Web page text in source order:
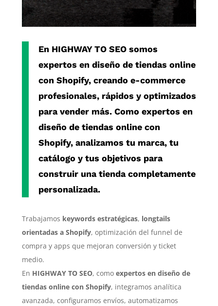
En HIGHWAY TO SEOsomos
expertos en diseño de tiendas online
con Shopify, creando e-commerce
profesionales, rápidos y optimizados
para vender más. Como expertos en
diseño de tiendas online con
Shopify, analizamos tu marca, tu
catálogo y tus objetivos para
construir una tienda completamente
personalizada.
Trabajamos keywords estratégicas, longtails
orientadas a Shopify, optimización del funnel de
compra y apps que mejoran conversión y ticket
medio.
En HIGHWAY TO SEO, como expertos en diseño de
tiendas online con Shopify, integramos analítica
avanzada, configuramos envíos, automatizamos